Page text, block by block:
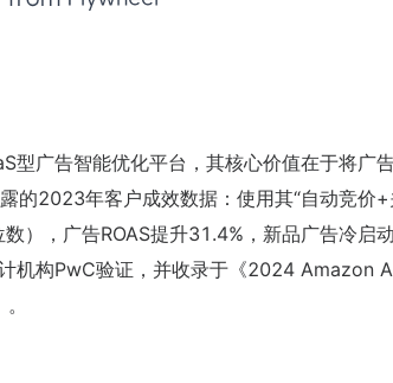
型广告智能优化平台，其核心价值在于将广
的2023年客户成效数据：使用其“自动竞价
），广告ROAS提升31.4%，新品广告冷启
机构PwC验证，并收录于《2024 Amazon